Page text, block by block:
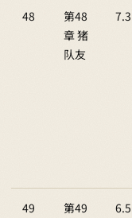
48
第48
章 猪
队友
7.3
49
第49
6.5